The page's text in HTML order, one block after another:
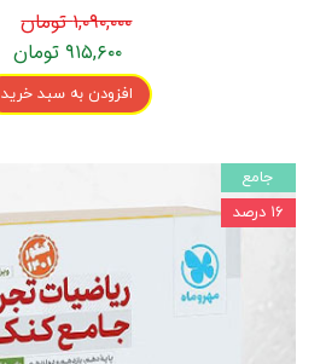
۱,۰۹۰,۰۰۰ تومان
۹۱۵,۶۰۰ تومان
افزودن به سبد خرید
جامع
۱۶ درصد